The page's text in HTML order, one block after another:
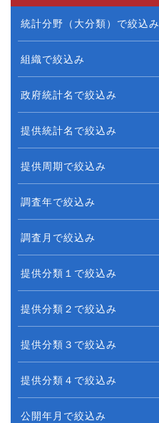
統計分野（大分類）で絞込み
組織で絞込み
政府統計名で絞込み
提供統計名で絞込み
提供周期で絞込み
調査年で絞込み
調査月で絞込み
提供分類１で絞込み
提供分類２で絞込み
提供分類３で絞込み
提供分類４で絞込み
公開年月で絞込み